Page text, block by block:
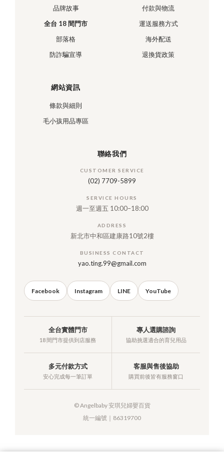
品牌故事
全台 18 間門市
部落格
防詐騙宣導
付款與物流
運送服務方式
海外配送
退換貨政策
網站資訊
條款與細則
毛小孩用品專區
聯絡我們
CUSTOMER SERVICE
(02) 7709-5899
SERVICE HOURS
週一至週五 10:00–18:00
ADDRESS
新北市中和區建康路10號2樓
BUSINESS CONTACT
yao.ting.99@gmail.com
Facebook Instagram LINE YouTube
全台實體門市
18 間門市提供到店服務
專人選購諮詢
協助挑選適合的育兒用品
多元付款方式
安心完成每一筆訂單
客服與售後協助
購買前後皆有服務窗口
© Angelbaby 安琪兒婦嬰百貨
統一編號｜86319700